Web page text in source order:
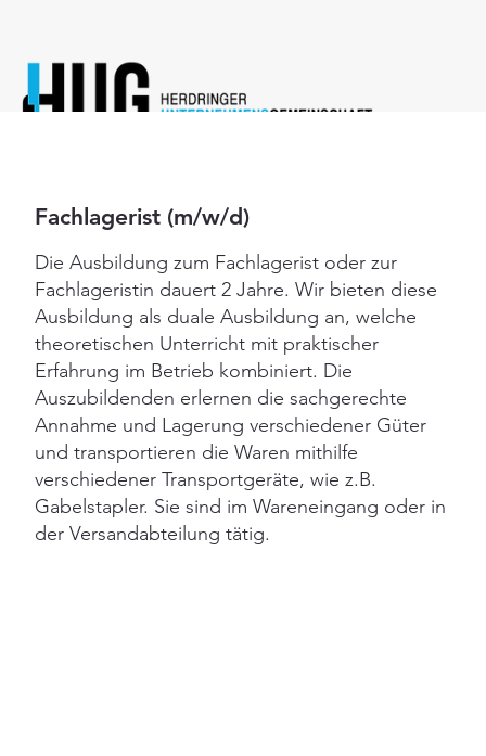
Fachlagerist (m/w/d)
Die Ausbildung zum Fachlagerist oder zur
Fachlageristin dauert 2 Jahre. Wir bieten diese
Ausbildung als duale Ausbildung an, welche
theoretischen Unterricht mit praktischer
Erfahrung im Betrieb kombiniert. Die
Auszubildenden erlernen die sachgerechte
Annahme und Lagerung verschiedener Güter
und transportieren die Waren mithilfe
verschiedener Transportgeräte, wie z.B.
Gabelstapler. Sie sind im Wareneingang oder in
der Versandabteilung tätig.